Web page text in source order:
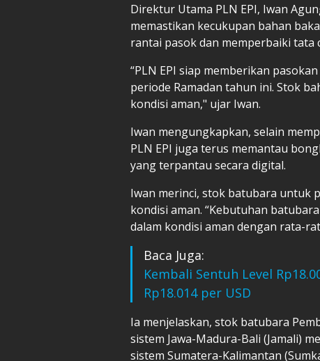
Direktur Utama PLN EPI, Iwan
memastikan kecukupan bahan
rantai pasok dan memperbaiki
“PLN EPI siap memberikan
periode Ramadan tahun ini. Stok
kondisi aman," ujar Iwan.
Iwan mengungkapkan, selain
PLN EPI juga terus memantau
yang terpantau secara digital.
Iwan merinci, stok batubara untuk
kondisi aman. “Kebutuhan
dalam kondisi aman dengan rata-
Baca Juga:
Kembali Sentuh Level
Rp18.014 per USD
Ia menjelaskan, stok batubara
sistem Jawa-Madura-Bali (Jamali)
sistem Sumatera-Kalimantan